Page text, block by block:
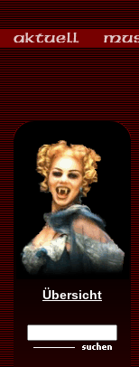
Übersicht